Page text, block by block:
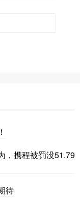
，携程被罚没51.79
待